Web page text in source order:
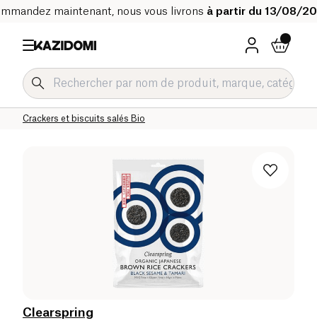
maintenant, nous vous livrons à partir du 13/08/
Crackers et biscuits salés Bio
Snacks salés et apéritifs Bio
Epicerie salée Bio
Accueil
Clearspring